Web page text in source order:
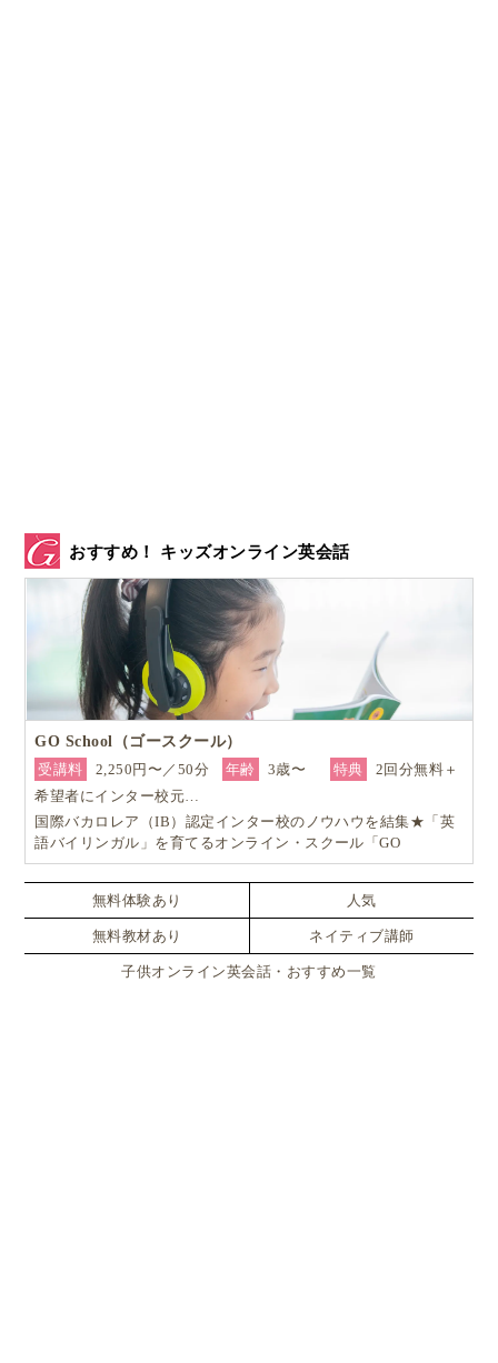
▲シュタイナー教育の幼稚園の壁には自然素材の美しい人形たち
が飾られています
同様に、シュタイナー教育では、子どもの繊細性を育
むという観点から、インテリアに
プラスチックや原色
の素材を極力排除しています。
おすすめ！ キッズオンライン英会話
GO School（ゴースクール）
受講料
2,250円〜／50分 年齢 3歳〜 特典
2回分無料＋
希望者にインター校元…
国際バカロレア（IB）認定インター校のノウハウを結集★「英
語バイリンガル」を育てるオンライン・スクール「GO
School（ゴースクール）」
無料体験あり 人気
無料教材あり ネイティブ講師
子供オンライン英会話・おすすめ一覧